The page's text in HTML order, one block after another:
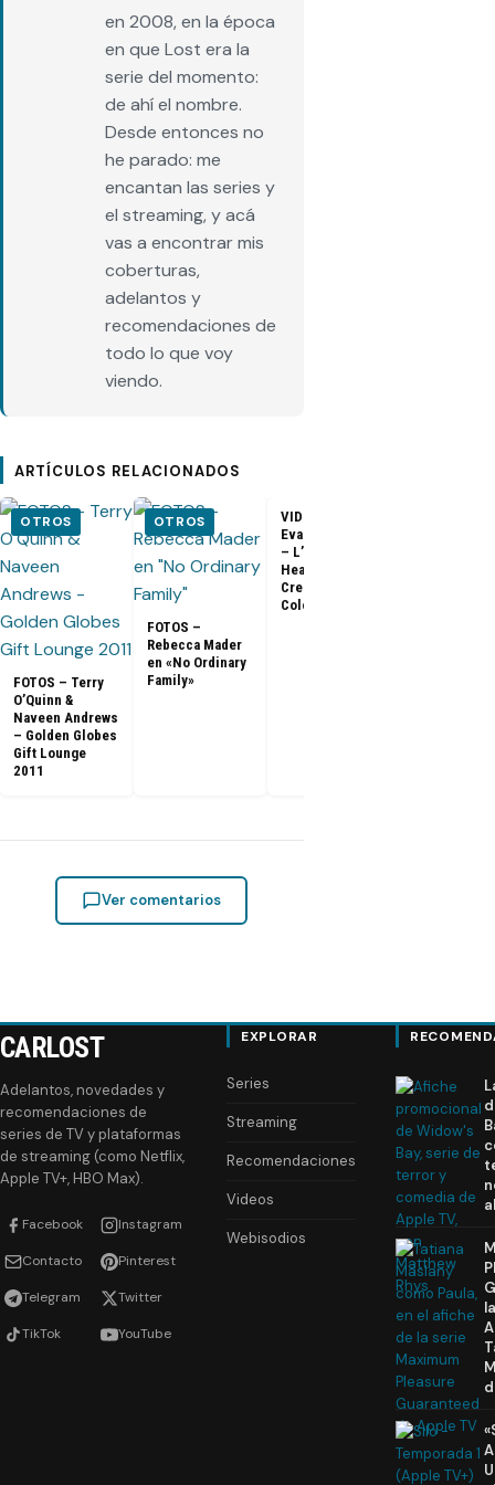
en 2008, en la época
en que Lost era la
serie del momento:
de ahí el nombre.
Desde entonces no
he parado: me
encantan las series y
el streaming, y acá
vas a encontrar mis
coberturas,
adelantos y
recomendaciones de
todo lo que voy
viendo.
ARTÍCULOS RELACIONADOS
OTROS
FOTOS – Terry
O’Quinn &
Naveen Andrews
– Golden Globes
Gift Lounge
2011
OTROS
FOTOS –
Rebecca Mader
en «No Ordinary
Family»
VIDEO –
Evangeline Lilly
– L’Oreal
Healthy Look
Creme Gloss
Color [HD]
Ver comentarios
CARLOST
Adelantos, novedades y
recomendaciones de
series de TV y plataformas
de streaming (como Netflix,
Apple TV+, HBO Max).
Facebook Instagram
Contacto Pinterest
Telegram Twitter
TikTok YouTube
EXPLORAR
Series
Streaming
Recomendaciones
Videos
Webisodios